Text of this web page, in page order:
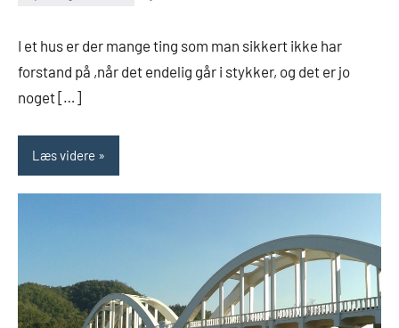
Esben
I et hus er der mange ting som man sikkert ikke har
forstand på ,når det endelig går i stykker, og det er jo
noget […]
Læs videre